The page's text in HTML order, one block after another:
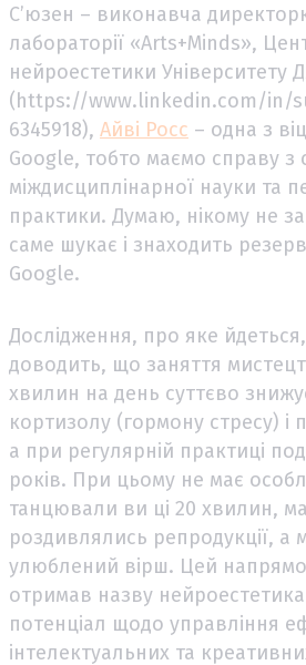
С’юзен – виконавча
лабораторії «Arts+Minds»,
нейроестетики Університету
(https://www.linkedin.com/in/
6345918), Айві Росс – одна з
Google, тобто маємо справу з
міждисциплінарної науки та
практики. Думаю, нікому не
саме шукає і знаходить
Google.
Дослідження, про яке
доводить, що заняття
хвилин на день суттєво
кортизолу (гормону стресу) і
а при регулярній практиці
років. При цьому не має
танцювали ви ці 20 хвилин,
роздивлялись репродукції, а
улюблений вірш. Цей
отримав назву
потенціал щодо управління
інтелектуальних та